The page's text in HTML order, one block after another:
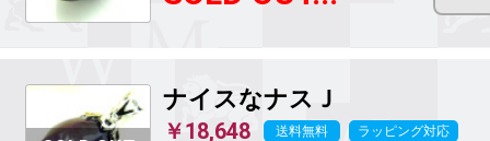
ナイスなナスＪ
￥18,648 送料無料 ラッピング対応